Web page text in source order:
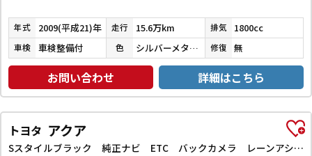
年式 2009(平成21)年 走行 15.6万km 排気 1800cc
車検 車検整備付 色 シルバーメタリック 修復 無
お問い合わせ 詳細はこちら
トヨタ アクア
Sスタイルブラック 純正ナビ ETC バックカメラ レーンアシスト 衝突被害軽減システム オートマチックハイビーム オートライト スマートキー 電動格納ミラー CVT 衝突安全ボディ ABS ESC パワーステアリング